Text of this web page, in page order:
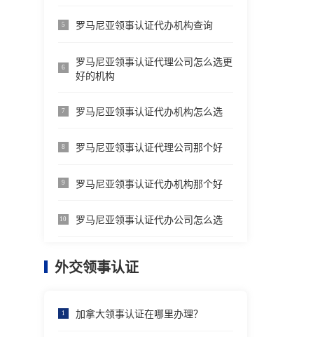
5 罗马尼亚领事认证代办机构查询
6
罗马尼亚领事认证代理公司怎么选更
好的机构
7 罗马尼亚领事认证代办机构怎么选
8 罗马尼亚领事认证代理公司那个好
9 罗马尼亚领事认证代办机构那个好
10 罗马尼亚领事认证代办公司怎么选
外交领事认证
1 加拿大领事认证在哪里办理？